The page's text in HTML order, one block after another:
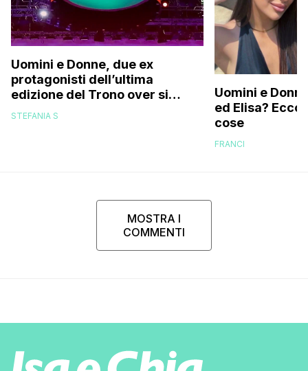
Uomini e Donne, due ex
protagonisti dell’ultima
edizione del Trono over si
stanno frequentando fuori dal
STEFANIA S
Uomini e
ed Elisa? Ecco
cose
FRANCI
MOSTRA I
COMMENTI